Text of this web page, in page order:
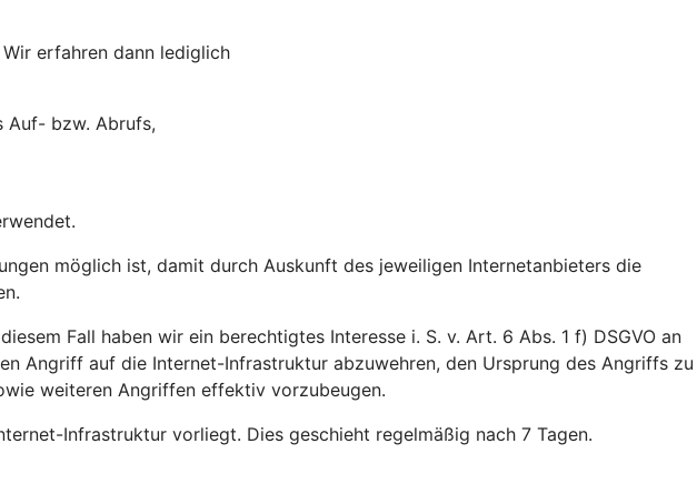
erfahren dann lediglich
Auf- bzw. Abrufs,
möglich ist, damit durch Auskunft des jeweiligen Internetanbieters die
Fall haben wir ein berechtigtes Interesse i. S. v. Art. 6 Abs. 1 f) DSGVO an
Angriff auf die Internet-Infrastruktur abzuwehren, den Ursprung des Angriffs zu
weiteren Angriffen effektiv vorzubeugen.
Infrastruktur vorliegt. Dies geschieht regelmäßig nach 7 Tagen.